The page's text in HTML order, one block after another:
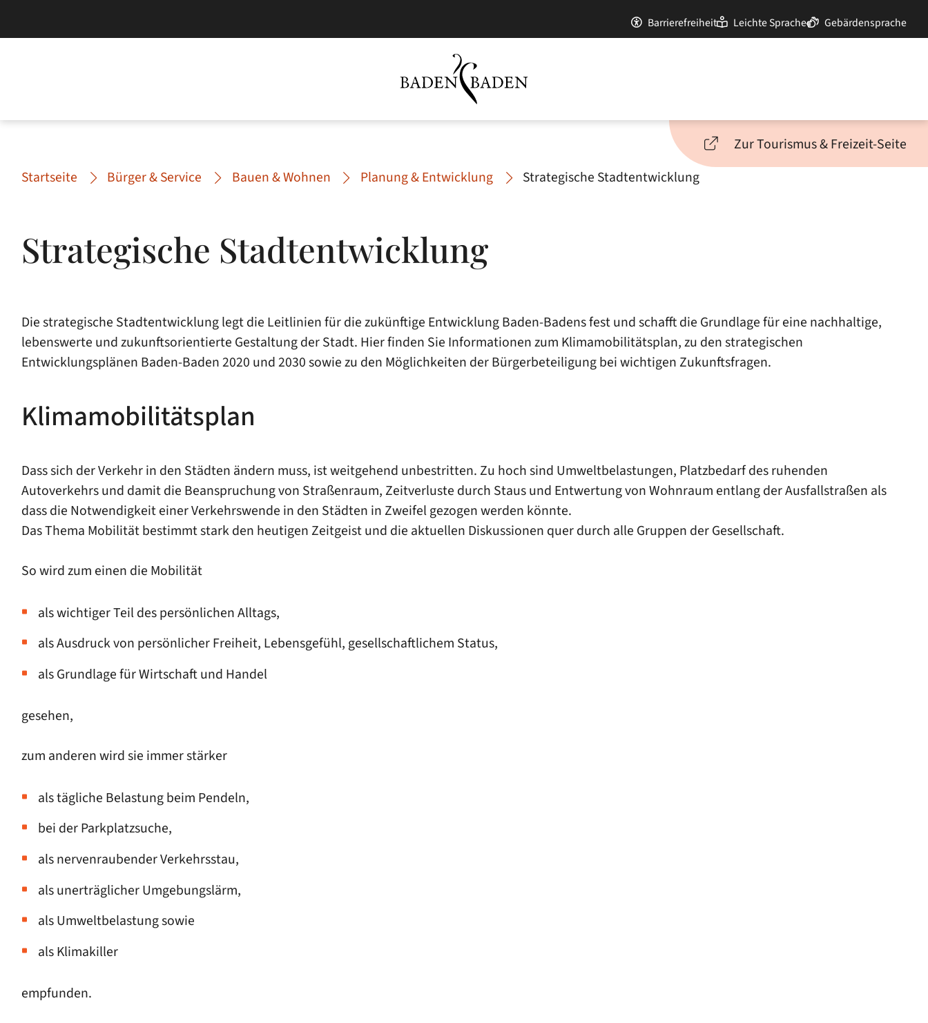
Barrierefreiheit Leichte Sprache Gebärdensprache
Zur Tourismus & Freizeit-Seite
Startseite Bürger & Service Bauen & Wohnen Planung & Entwicklung Strategische Stadtentwicklung
Strategische Stadtentwicklung
Die strategische Stadtentwicklung legt die Leitlinien für die zukünftige Entwicklung Baden-Badens fest und schafft die Grundlage für eine nachhaltige,
lebenswerte und zukunftsorientierte Gestaltung der Stadt. Hier finden Sie Informationen zum Klimamobilitätsplan, zu den strategischen
Entwicklungsplänen Baden-Baden 2020 und 2030 sowie zu den Möglichkeiten der Bürgerbeteiligung bei wichtigen Zukunftsfragen.
Klimamobilitätsplan
Dass sich der Verkehr in den Städten ändern muss, ist weitgehend unbestritten. Zu hoch sind Umweltbelastungen, Platzbedarf des ruhenden
Autoverkehrs und damit die Beanspruchung von Straßenraum, Zeitverluste durch Staus und Entwertung von Wohnraum entlang der Ausfallstraßen als
dass die Notwendigkeit einer Verkehrswende in den Städten in Zweifel gezogen werden könnte.
Das Thema Mobilität bestimmt stark den heutigen Zeitgeist und die aktuellen Diskussionen quer durch alle Gruppen der Gesellschaft.
So wird zum einen die Mobilität
als wichtiger Teil des persönlichen Alltags,
als Ausdruck von persönlicher Freiheit, Lebensgefühl, gesellschaftlichem Status,
als Grundlage für Wirtschaft und Handel
gesehen,
zum anderen wird sie immer stärker
als tägliche Belastung beim Pendeln,
bei der Parkplatzsuche,
als nervenraubender Verkehrsstau,
als unerträglicher Umgebungslärm,
als Umweltbelastung sowie
als Klimakiller
empfunden.